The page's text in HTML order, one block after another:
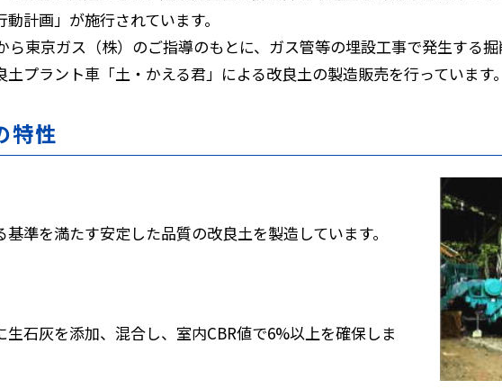
計画」が施行されています。
ら東京ガス（株）のご指導のもとに、ガス管等の埋設工事で発生する
プラント車「土・かえる君」による改良土の製造販売を行っています。
特性
準を満たす安定した品質の改良土を製造しています。
生石灰を添加、混合し、室内CBR値で6%以上を確保しま